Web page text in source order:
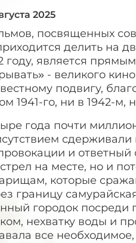
2025
посвященных
делить на
году, является
- великого
подвигу,
1941-го, ни в 1942-
года почти
и ответный
на месте, но и
которые
границу
городок посреди
нехватку воды и
все